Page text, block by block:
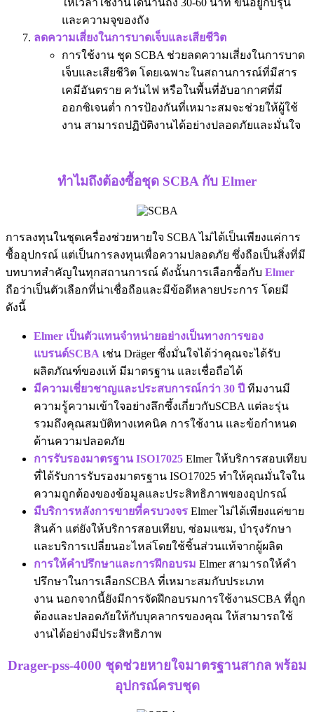
ให้เวลาใช้งานได้นานถึง 30-60 นาที ขึ้นอยู่กับรุ่น
และความจุของถัง
ลดความเสี่ยงในการบาดเจ็บและเสียชีวิต
การใช้งาน ชุด SCBA ช่วยลดความเสี่ยงในการบาด
เจ็บและเสียชีวิต โดยเฉพาะในสถานการณ์ที่มีสาร
เคมีอันตราย ควันไฟ หรือในพื้นที่อับอากาศที่มี
ออกซิเจนต่ำ การป้องกันที่เหมาะสมจะช่วยให้ผู้ใช้
งาน สามารถปฏิบัติงานได้อย่างปลอดภัยและมั่นใจ
ทำไมถึงต้องซื้อชุด SCBA กับ Elmer
การลงทุนในชุดเครื่องช่วยหายใจ SCBA ไม่ได้เป็นเพียงแค่การ
ซื้ออุปกรณ์ แต่เป็นการลงทุนเพื่อความปลอดภัย ซึ่งถือเป็นสิ่งที่มี
บทบาทสำคัญในทุกสถานการณ์ ดังนั้นการเลือกซื้อกับ Elmer
ถือว่าเป็นตัวเลือกที่น่าเชื่อถือและมีข้อดีหลายประการ โดยมี
ดังนี้
Elmer เป็นตัวแทนจำหน่ายอย่างเป็นทางการของ
แบรนด์SCBA เช่น Dräger ซึ่งมั่นใจได้ว่าคุณจะได้รับ
ผลิตภัณฑ์ของแท้ มีมาตรฐาน และเชื่อถือได้
มีความเชี่ยวชาญและประสบการณ์กว่า 30 ปี ทีมงานมี
ความรู้ความเข้าใจอย่างลึกซึ้งเกี่ยวกับSCBA แต่ละรุ่น
รวมถึงคุณสมบัติทางเทคนิค การใช้งาน และข้อกำหนด
ด้านความปลอดภัย
การรับรองมาตรฐาน ISO17025 Elmer ให้บริการสอบเทียบ
ที่ได้รับการรับรองมาตรฐาน ISO17025 ทำให้คุณมั่นใจใน
ความถูกต้องของข้อมูลและประสิทธิภาพของอุปกรณ์
มีบริการหลังการขายที่ครบวงจร Elmer ไม่ได้เพียงแค่ขาย
สินค้า แต่ยังให้บริการสอบเทียบ, ซ่อมแซม, บำรุงรักษา
และบริการเปลี่ยนอะไหล่โดยใช้ชิ้นส่วนแท้จากผู้ผลิต
การให้คำปรึกษาและการฝึกอบรม Elmer สามารถให้คำ
ปรึกษาในการเลือกSCBA ที่เหมาะสมกับประเภท
งาน นอกจากนี้ยังมีการจัดฝึกอบรมการใช้งานSCBA ที่ถูก
ต้องและปลอดภัยให้กับบุคลากรของคุณ ให้สามารถใช้
งานได้อย่างมีประสิทธิภาพ
Drager-pss-4000 ชุดช่วยหายใจมาตรฐานสากล พร้อม
อุปกรณ์ครบชุด